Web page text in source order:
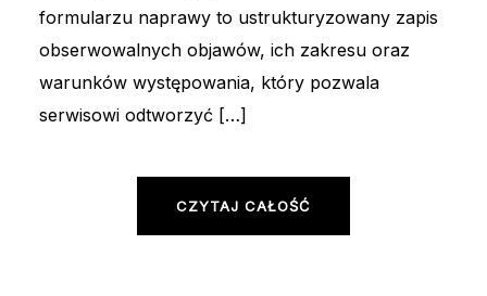
formularzu naprawy to ustrukturyzowany zapis
obserwowalnych objawów, ich zakresu oraz
warunków występowania, który pozwala
serwisowi odtworzyć […]
CZYTAJ CAŁOŚĆ